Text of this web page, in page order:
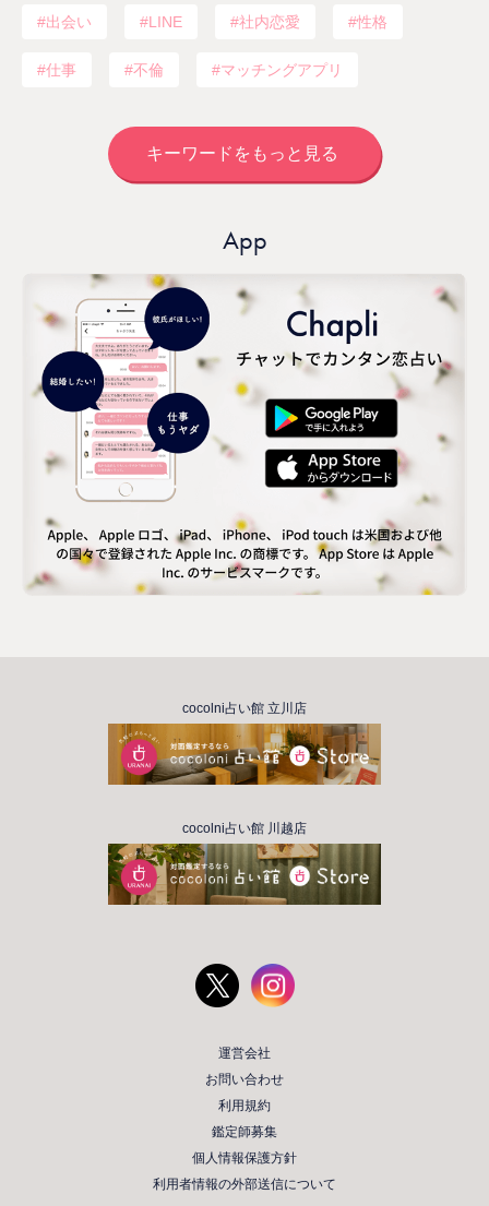
出会い LINE 社内恋愛 性格
仕事 不倫 マッチングアプリ
キーワードをもっと見る
App
cocolni占い館 立川店
cocolni占い館 川越店
運営会社
お問い合わせ
利用規約
鑑定師募集
個人情報保護方針
利用者情報の外部送信について